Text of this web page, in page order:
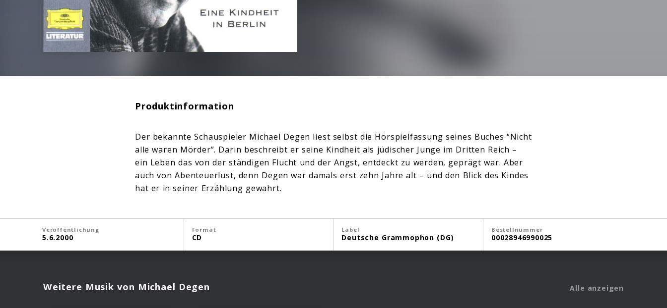
Produktinformation
Der bekannte Schauspieler Michael Degen liest selbst die Hörspielfassung seines Buches “Nicht
alle waren Mörder”. Darin beschreibt er seine Kindheit als jüdischer Junge im Dritten Reich –
ein Leben das von der ständigen Flucht und der Angst, entdeckt zu werden, geprägt war. Aber
auch von Abenteuerlust, denn Degen war damals erst zehn Jahre alt – und den Blick des Kindes
hat er in seiner Erzählung gewahrt.
Veröffentlichung
5.6.2000
Format
CD
Label
Deutsche Grammophon (DG)
Bestellnummer
00028946990025
Weitere Musik von Michael Degen Alle anzeigen